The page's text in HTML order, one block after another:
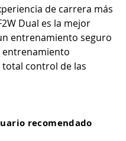
de carrera más
Dual es la mejor
entrenamiento seguro
entrenamiento
control de las
recomendado